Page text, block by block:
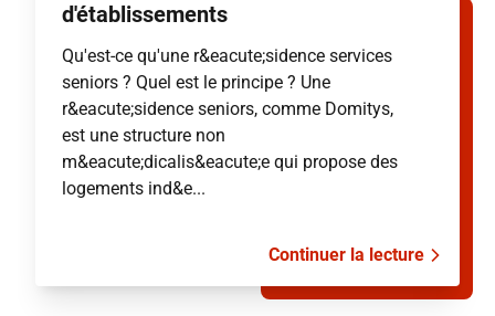
d'établissements
Qu'est-ce qu'une r&eacute;sidence services
seniors ? Quel est le principe ? Une
r&eacute;sidence seniors, comme Domitys,
est une structure non
m&eacute;dicalis&eacute;e qui propose des
logements ind&e...
Continuer la lecture